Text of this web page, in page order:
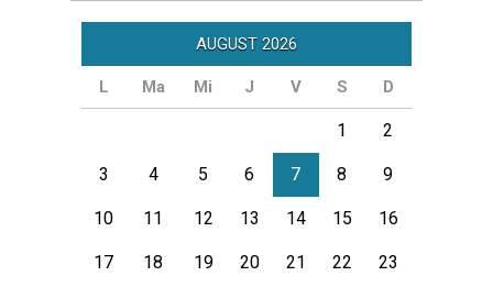
AUGUST 2026
L Ma Mi J V S D
1 2
3 4 5 6 7 8 9
10 11 12 13 14 15 16
17 18 19 20 21 22 23